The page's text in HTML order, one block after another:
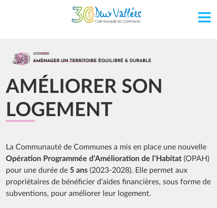
Aller au contenu principal
Image
AMÉLIORER SON
LOGEMENT
La Communauté de Communes a mis en place une nouvelle
Opération Programmée d’Amélioration de l’Habitat (OPAH)
pour une durée de 5 ans (2023-2028). Elle permet aux
propriétaires de bénéficier d’aides financières, sous forme de
subventions, pour améliorer leur logement.